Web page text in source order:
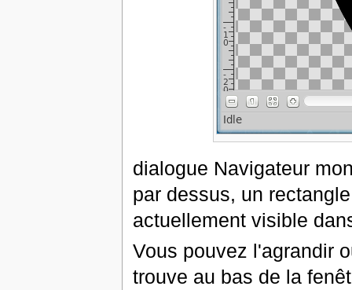
dialogue Navigateur
par dessus, un
actuellement visible
Vous pouvez l'agrandir
trouve au bas de la